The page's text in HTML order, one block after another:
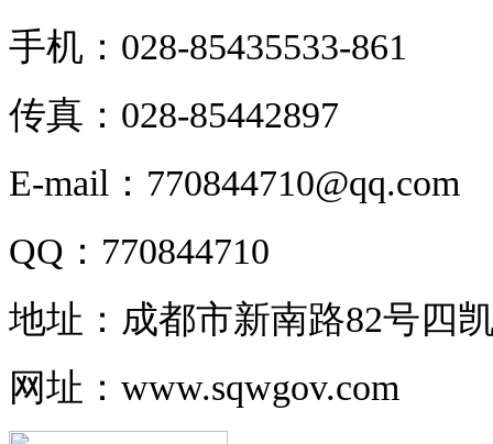
手机：028-85435533-861
传真：028-85442897
E-mail：770844710@qq.com
QQ：770844710
地址：成都市新南路82号四
网址：www.sqwgov.com